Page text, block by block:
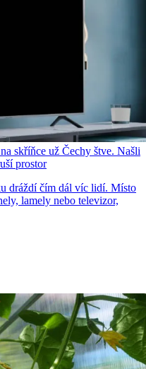
skříňce už Čechy štve. Našli
prostor
dráždí čím dál víc lidí. Místo
lamely nebo televizor,